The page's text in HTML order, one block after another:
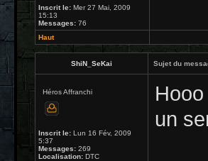
Inscrit le: Mer 27 Mai, 2009
15:13
Messages: 76
Haut
ShiN_SeKai Sujet du
Héros Affranchi
Inscrit le: Lun 16 Fév, 2009
5:37
Messages: 269
Localisation: DTC
un